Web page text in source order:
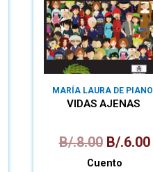
MARÍA LAURA DE PIANO
VIDAS AJENAS
B/.8.00 B/.6.00
Cuento